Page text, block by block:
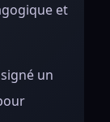
et
un